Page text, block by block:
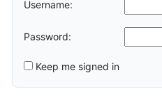
Username:
Password:
Keep me signed in